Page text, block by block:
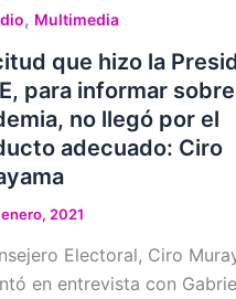
, Multimedia
que hizo la
para informar
no llegó por el
adecuado: Ciro
2021
Electoral, Ciro
en entrevista con